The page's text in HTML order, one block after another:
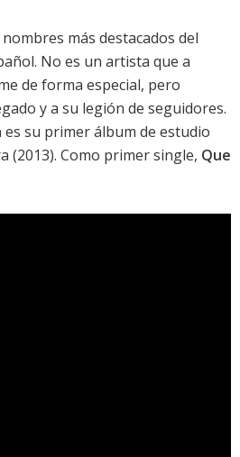
más destacados del
No es un artista que a
de forma especial, pero
y a su legión de seguidores.
es su primer álbum de estudio
(2013). Como primer single, Que